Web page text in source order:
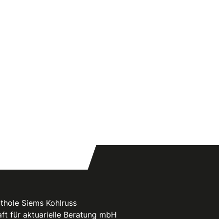
Siems Kohlruss
für aktuarielle Beratung mbH